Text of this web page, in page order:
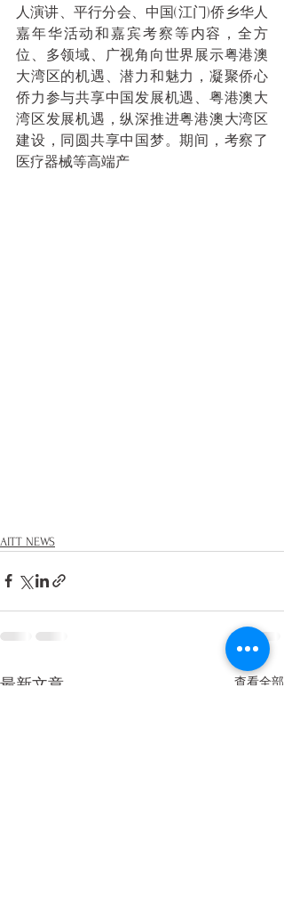
人演讲、平行分会、中国(江门)侨乡华人
嘉年华活动和嘉宾考察等内容，全方
位、多领域、广视角向世界展示粤港澳
大湾区的机遇、潜力和魅力，凝聚侨心
侨力参与共享中国发展机遇、粤港澳大
湾区发展机遇，纵深推进粤港澳大湾区
建设，同圆共享中国梦。期间，考察了
医疗器械等高端产
AITT NEWS
最新文章 查看全部